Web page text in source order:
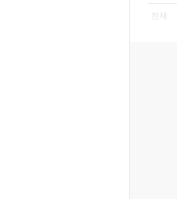
전체